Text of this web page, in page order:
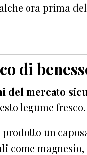
ora prima
di
del mercato
legume fresco.
un
come